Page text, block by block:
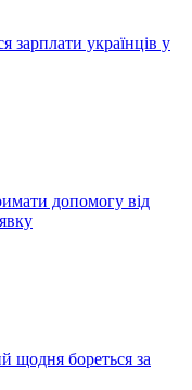
зарплати українців у
допомогу від
щодня бореться за